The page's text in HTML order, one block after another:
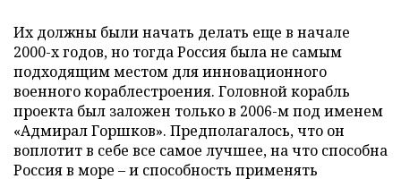
Их должны были начать делать еще в начале
2000-х годов, но тогда Россия была не самым
подходящим местом для инновационного
военного кораблестроения. Головной корабль
проекта был заложен только в 2006-м под именем
«Адмирал Горшков». Предполагалось, что он
воплотит в себе все самое лучшее, на что способна
Россия в море – и способность применять